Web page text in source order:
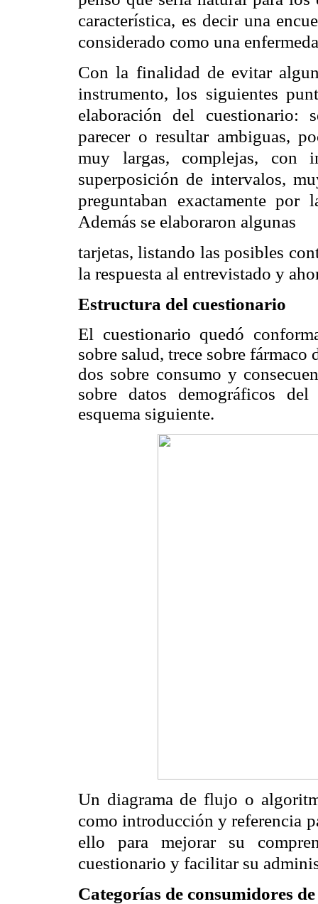
característica, es decir una
considerado como una
Con la finalidad de evitar
instrumento, los siguientes
elaboración del cuestionario:
parecer o resultar ambiguas,
muy largas, complejas, con
superposición de intervalos,
preguntaban exactamente por
Además se elaboraron algunas
tarjetas, listando las posibles
la respuesta al entrevistado y
Estructura del cuestionario
El cuestionario quedó
sobre salud, trece sobre
dos sobre consumo y
sobre datos demográficos
esquema siguiente.
Un diagrama de flujo o
como introducción y referencia
ello para mejorar su
cuestionario y facilitar su
Categorías de consumidores